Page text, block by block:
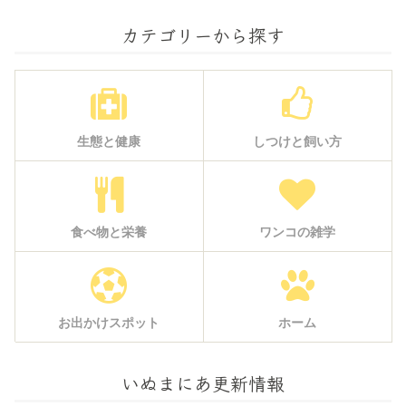
カテゴリーから探す
生態と健康 しつけと飼い方
食べ物と栄養 ワンコの雑学
お出かけスポット ホーム
いぬまにあ更新情報